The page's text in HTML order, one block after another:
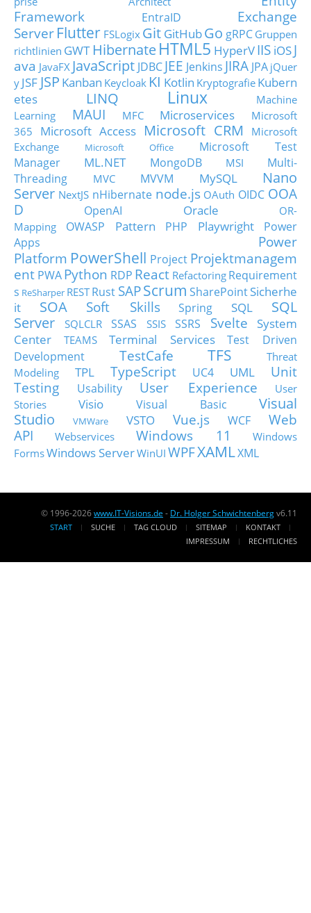
Framework
EntraID
Exchange
Server Flutter FSLogix Git GitHubGo gRPC Gruppen
richtlinien GWT HibernateHTML5 HyperVIIS iOSJ
ava JavaFX JavaScript JDBC JEE Jenkins JIRA JPA jQuer
y JSF JSP Kanban Keycloak KI Kotlin Kryptografie Kubern
etes
LINQ Linux
Machine
Learning
MAUI MFC Microservices
Microsoft
365
Microsoft Access Microsoft CRM
Microsoft
Exchange
Microsoft Office
Microsoft Test
Manager
ML.NET MongoDB MSI
Multi-
Threading
MVC MVVM MySQL
Nano
Server NextJS nHibernate node.js OAuth OIDC OOA
D
OpenAI Oracle
OR-
Mapping
OWASP Pattern PHP Playwright
Power
Apps
Power
Platform PowerShell Project Projektmanagem
ent PWA Python RDP React Refactoring Requirement
s ReSharper RESTRust SAPScrum SharePointSicherhe
it
SOA Soft Skills Spring SQL
SQL
Server
SQLCLR SSAS SSIS SSRS Svelte
System
Center
TEAMS Terminal Services
Test Driven
Development
TestCafe TFS
Threat
Modeling
TPL TypeScript UC4 UML
Unit
Testing
Usability User Experience
User
Stories
Visio Visual Basic
Visual
Studio
VMWare VSTO Vue.js WCF
Web
API
Webservices Windows 11
Windows
FormsWindows ServerWinUI WPFXAMLXML
© 1996-2026www.IT-Visions.de - Dr. Holger Schwichtenbergv6.11
START SUCHE TAG CLOUD SITEMAP
KONTAKT
IMPRESSUM
RECHTLICHES